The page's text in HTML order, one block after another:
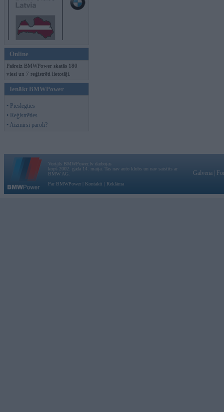
Online
Pašreiz BMWPower skatās 180
viesi un 7 reģistrēti lietotāji.
Ienākt BMWPower
• Pieslēgties
• Reģistrēties
• Aizmirsi paroli?
Vortāls BMWPower.lv darbojas
kopš 2002. gada 14. maija. Tas nav auto klubs un nav saistīts ar
BMW AG.
Par BMWPower
Kontakti Reklāma
Galvena